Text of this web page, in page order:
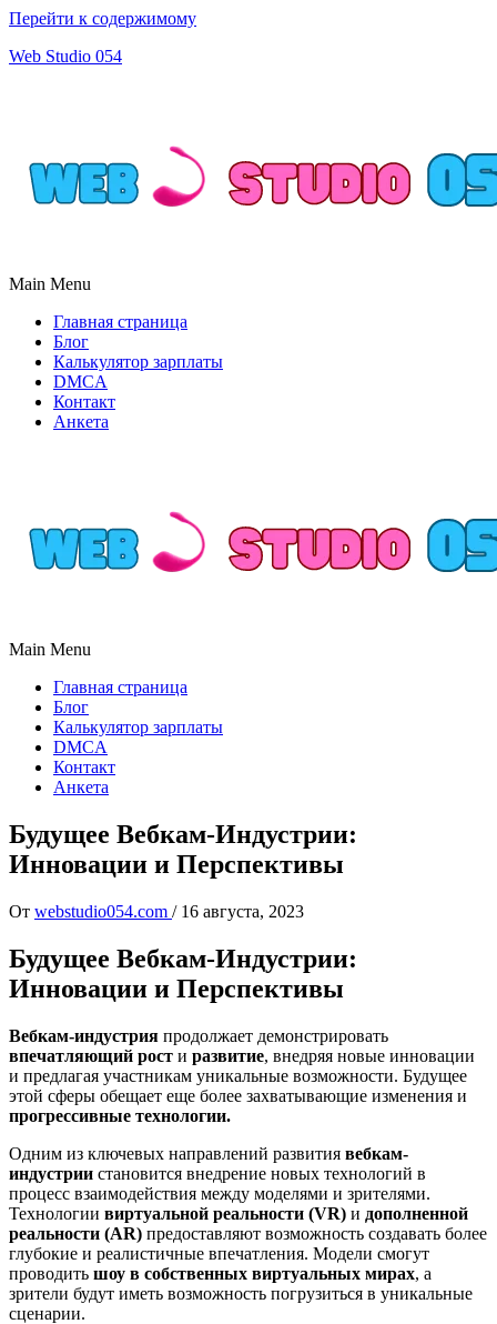
Перейти к содержимому
Web Studio 054
Main Menu
Главная страница
Блог
Калькулятор зарплаты
DMCA
Контакт
Анкета
Main Menu
Главная страница
Блог
Калькулятор зарплаты
DMCA
Контакт
Анкета
Будущее Вебкам-Индустрии:
Инновации и Перспективы
От webstudio054.com / 16 августа, 2023
Будущее Вебкам-Индустрии:
Инновации и Перспективы
Вебкам-индустрия продолжает демонстрировать
впечатляющий рост и развитие, внедряя новые инновации
и предлагая участникам уникальные возможности. Будущее
этой сферы обещает еще более захватывающие изменения и
прогрессивные технологии.
Одним из ключевых направлений развития вебкам-
индустрии становится внедрение новых технологий в
процесс взаимодействия между моделями и зрителями.
Технологии виртуальной реальности (VR) и дополненной
реальности (AR) предоставляют возможность создавать более
глубокие и реалистичные впечатления. Модели смогут
проводить шоу в собственных виртуальных мирах, а
зрители будут иметь возможность погрузиться в уникальные
сценарии.